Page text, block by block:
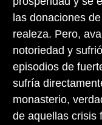
las donaciones
realeza. Pero,
notoriedad y
episodios de
sufría
monasterio,
de aquellas crisis